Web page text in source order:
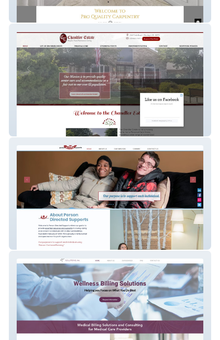
Pro Quality Carpentry
Chandler Estate
Person Directed Supports